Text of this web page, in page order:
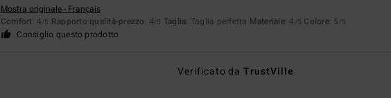
Mostra originale - Français
Comfort: 4/5 Rapporto qualità-prezzo: 4/5 Taglia: Taglia perfetta Materiale: 4 /5 Colore: 5 /5
Consiglio questo prodotto
Verificato daTrustVille